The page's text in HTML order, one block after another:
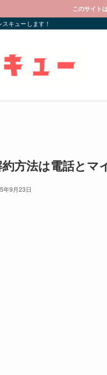
このサイト
キューします！
方法は電話とマ
年9月23日